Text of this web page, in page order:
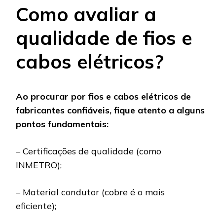
Como avaliar a
qualidade de fios e
cabos elétricos?
Ao procurar por fios e cabos elétricos de
fabricantes confiáveis, fique atento a alguns
pontos fundamentais:
– Certificações de qualidade (como
INMETRO);
– Material condutor (cobre é o mais
eficiente);